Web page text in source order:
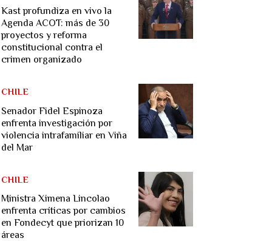
Kast profundiza en vivo la
Agenda ACOT: más de 30
proyectos y reforma
constitucional contra el
crimen organizado
Senador Fidel Espinoza
enfrenta investigación por
violencia intrafamiliar en Viña
del Mar
CHILE
Ministra Ximena Lincolao
enfrenta críticas por cambios
en Fondecyt que priorizan 10
áreas
CHILE